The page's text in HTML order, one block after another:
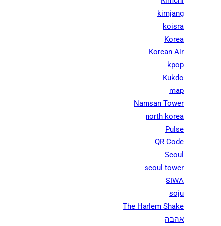
kimjang
koisra
Korea
Korean Air
kpop
Kukdo
map
Namsan Tower
north korea
Pulse
QR Code
Seoul
seoul tower
SIWA
soju
The Harlem Shake
אהבה